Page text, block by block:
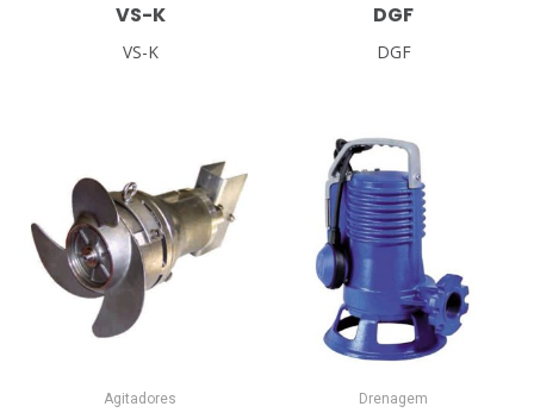
VS-K
VS-K
DGF
DGF
Agitadores Drenagem